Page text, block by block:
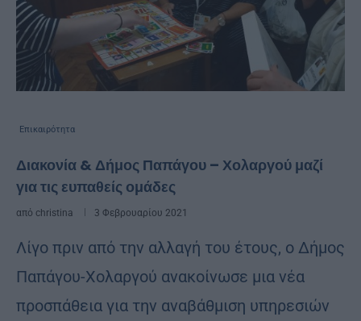
Επικαιρότητα
Διακονία & Δήμος Παπάγου – Χολαργού μαζί
για τις ευπαθείς ομάδες
από christina 3 Φεβρουαρίου 2021
Λίγο πριν από την αλλαγή του έτους, ο Δήμος
Παπάγου-Χολαργού ανακοίνωσε μια νέα
προσπάθεια για την αναβάθμιση υπηρεσιών